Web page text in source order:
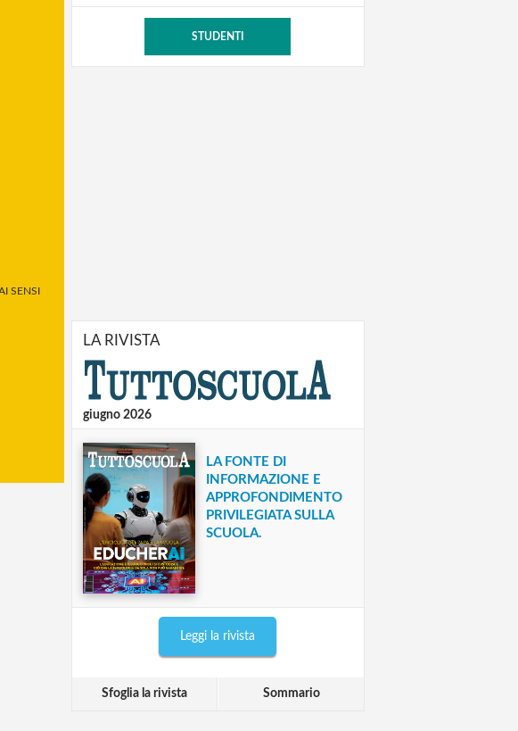
SENSI
STUDENTI
LA RIVISTA
giugno 2026
LA FONTE DI
INFORMAZIONE E
APPROFONDIMENTO
PRIVILEGIATA SULLA
SCUOLA.
Leggi la rivista
Sfoglia la rivista Sommario